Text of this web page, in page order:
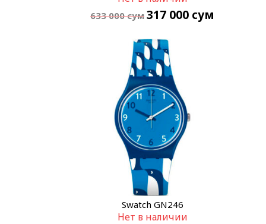
633 000сум 317 000 сум
Swatch GN246
Нет в наличии